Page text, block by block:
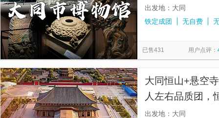
件）
出发地：大同
铁定成团
无自费
已售431 用户点评：
大同恒山+悬空
人左右品质团，
解，无购物】
出发地：大同